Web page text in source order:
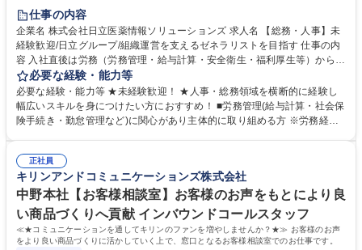
住宅手当あり
育休あり
完全週休2日制 交通費支給 土日祝休み 寮・社宅あり
仕事の内容
企業名 株式会社日立医薬情報ソリューションズ 求人名 【総務・人事】未
経験歓迎/日立グループ/組織運営を支えるゼネラリストを目指す 仕事の内
容 入社直後は労務（労務管理・給与計算・安全衛生・福利厚生等）からお
任せいたします。将来は総務・採用・教育業務へ守備範囲を広げ、組織運
営を支えるゼネラリストをめざせます。 ・初期業務：労働時間管理、給与
計算、社会保険対応、福利厚生管理、安全衛生、健康経営推進等をお任せ
します。ご経験に応じて、休職者管理など、幅広く経験を積んでいただき
幅広く経験を積みたい意欲がある方に最適な環境です。 募集職種 【総
務・人事】未経験歓迎/日立グループ/組織運営を支えるゼネラリストを目
指す
必要な経験・能力等
必要な経験・能力等 ★未経験歓迎！ ★人事・総務領域を横断的に経験し
幅広いスキルを身につけたい方におすすめ！ ■労務管理(給与計算・社会保
険手続き・勤怠管理など)に関心があり主体的に取り組める方 ※労務経験
のご経験 ■労務管理（給与計算・社会保険手続き・勤怠管理など）の経験
■衛生管理者の資格をお持ちの方 学歴・資格 学歴：大学院 大学 高専 短大
専修学校 高校 語学力： 資格：
正社員
キリンアンドコミュニケーションズ株式会社
中野本社【お客様相談室】お客様のお声をもとにより良
い商品づくりへ貢献 インバウンドコールスタッフ
≪★コミュニケーションを通してキリンのファンを増やしませんか？★≫ お客様のお声
をより良い商品づくりに活かしていく上で、窓口となるお客様相談室でのお仕事です。